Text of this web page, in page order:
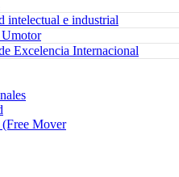
intelectual e industrial
Excelencia Internacional
(Free Mover